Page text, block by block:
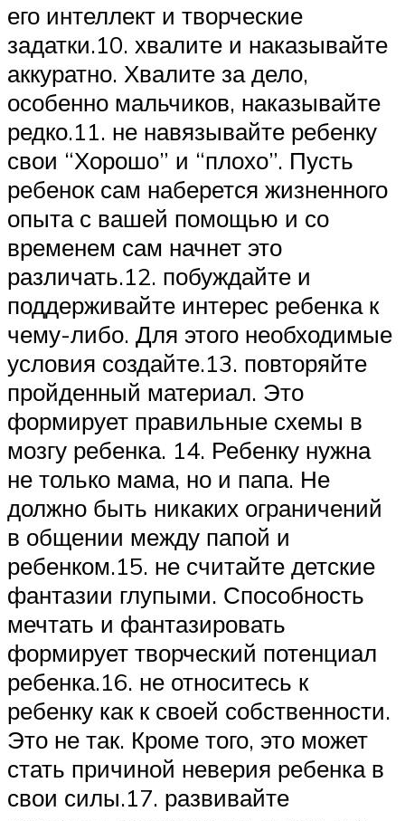
его интеллект и творческие
задатки.10. хвалите и наказывайте
аккуратно. Хвалите за дело,
особенно мальчиков, наказывайте
редко.11. не навязывайте ребенку
свои “Хорошо” и “плохо”. Пусть
ребенок сам наберется жизненного
опыта с вашей помощью и со
временем сам начнет это
различать.12. побуждайте и
поддерживайте интерес ребенка к
чему-либо. Для этого необходимые
условия создайте.13. повторяйте
пройденный материал. Это
формирует правильные схемы в
мозгу ребенка. 14. Ребенку нужна
не только мама, но и папа. Не
должно быть никаких ограничений
в общении между папой и
ребенком.15. не считайте детские
фантазии глупыми. Способность
мечтать и фантазировать
формирует творческий потенциал
ребенка.16. не относитесь к
ребенку как к своей собственности.
Это не так. Кроме того, это может
стать причиной неверия ребенка в
свои силы.17. развивайте